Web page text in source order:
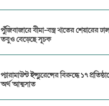
পুঁজিবাজারে বীমা-বস্ত্র খাতের শেয়ারের
তবুও বেড়েছে সূচক
প্যারামাউন্ট ইন্স্যুরেন্সের বিরুদ্ধে ১৭
অর্থ আত্মসাত